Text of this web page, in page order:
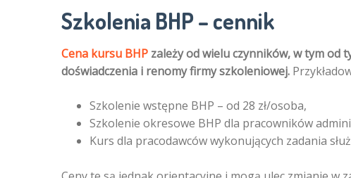
Szkolenia BHP – cennik
Cena kursu BHP zależy od wielu czynników, w tym od
doświadczenia i renomy firmy szkoleniowej.
Szkolenie wstępne BHP – od 28 zł/osoba,
Szkolenie okresowe BHP dla pracowników
Kurs dla pracodawców wykonujących zadania